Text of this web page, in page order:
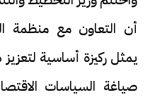
أن التعاون مع منظمة
يمثل ركيزة أساسية
صياغة السياسات